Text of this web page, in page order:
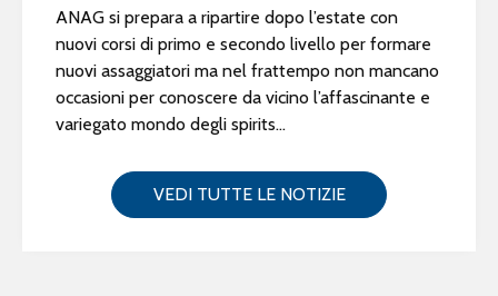
ANAG si prepara a ripartire dopo l’estate con
nuovi corsi di primo e secondo livello per formare
nuovi assaggiatori ma nel frattempo non mancano
occasioni per conoscere da vicino l’affascinante e
variegato mondo degli spirits...
VEDI TUTTE LE NOTIZIE